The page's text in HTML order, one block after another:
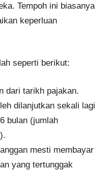
Tempoh ini biasanya
keperluan
seperti berikut:
dari tarikh pajakan.
dilanjutkan sekali lagi
bulan (jumlah
mesti membayar
yang tertunggak